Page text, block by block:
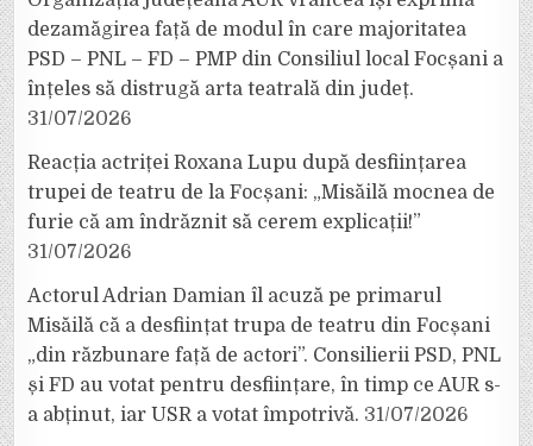
dezamăgirea față de modul în care majoritatea
PSD – PNL – FD – PMP din Consiliul local Focșani a
înțeles să distrugă arta teatrală din județ.
31/07/2026
Reacția actriței Roxana Lupu după desființarea
trupei de teatru de la Focșani: „Misăilă mocnea de
furie că am îndrăznit să cerem explicații!”
31/07/2026
Actorul Adrian Damian îl acuză pe primarul
Misăilă că a desființat trupa de teatru din Focșani
„din răzbunare față de actori”. Consilierii PSD, PNL
și FD au votat pentru desființare, în timp ce AUR s-
a abținut, iar USR a votat împotrivă. 31/07/2026